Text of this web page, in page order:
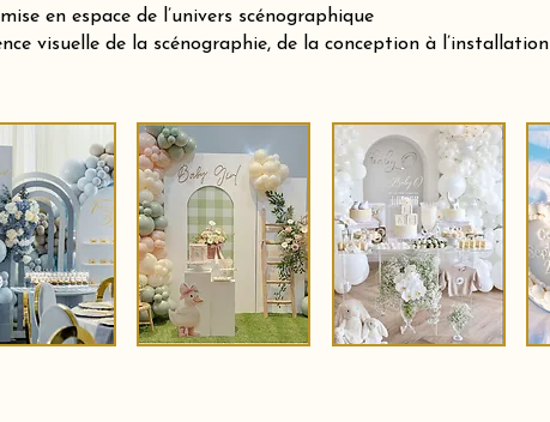
en espace de l’univers scénographique
visuelle de la scénographie, de la conception à l’installation